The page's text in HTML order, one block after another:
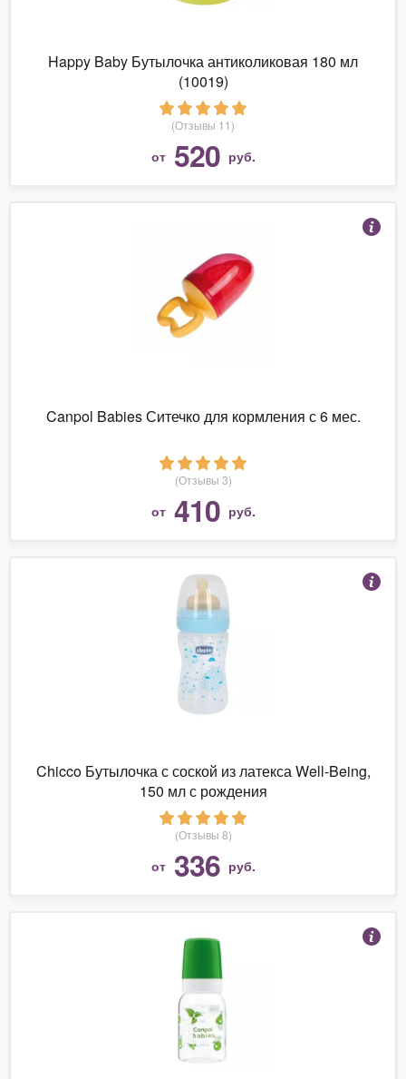
Happy Baby Бутылочка антиколиковая 180 мл
(10019)
(Отзывы 11)
от 520 руб.
Canpol Babies Ситечко для кормления с 6 мес.
(Отзывы 3)
от 410 руб.
Chicco Бутылочка с соской из латекса Well-Being,
150 мл с рождения
(Отзывы 8)
от 336 руб.